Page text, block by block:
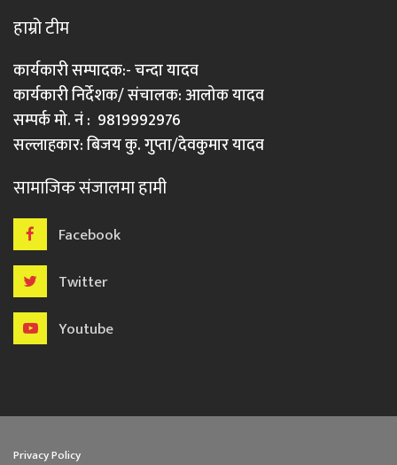
हाम्रो टीम
कार्यकारी सम्पादक:- चन्दा यादव
कार्यकारी निर्देशक/ संचालक: आलोक यादव
सम्पर्क मो. नं : 9819992976
सल्लाहकार: बिजय कु. गुप्ता/देवकुमार यादव
सामाजिक संजालमा हामी
Facebook
Twitter
Youtube
Privacy Policy